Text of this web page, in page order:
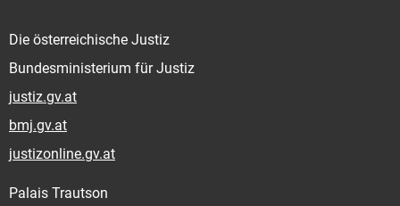
Die österreichische Justiz
Bundesministerium für Justiz
justiz.gv.at
bmj.gv.at
justizonline.gv.at
Palais Trautson